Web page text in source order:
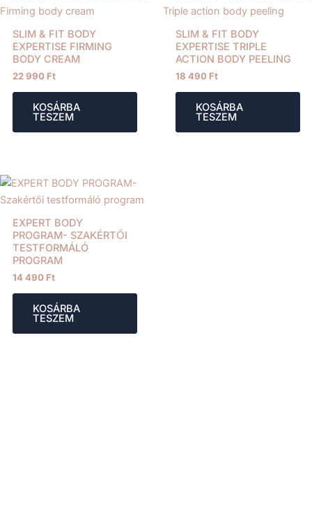
SLIM & FIT BODY
EXPERTISE FIRMING
BODY CREAM
22 990 Ft
KOSÁRBA
TESZEM
SLIM & FIT BODY
EXPERTISE TRIPLE
ACTION BODY PEELING
18 490 Ft
KOSÁRBA
TESZEM
EXPERT BODY
PROGRAM- SZAKÉRTŐI
TESTFORMÁLÓ
PROGRAM
14 490 Ft
KOSÁRBA
TESZEM